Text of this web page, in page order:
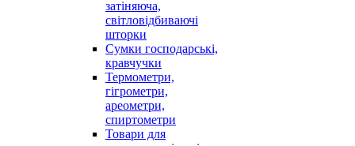
затіняюча,
світловідбиваючі
шторки
Сумки господарські,
кравчучки
Термометри,
гігрометри,
ареометри,
спиртометри
Товари для